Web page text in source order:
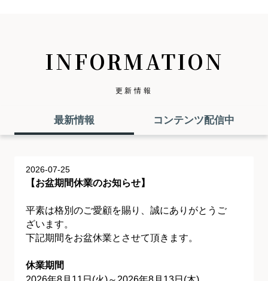
INFORMATION
更新情報
最新情報 コンテンツ配信中
2026-07-25
【お盆期間休業のお知らせ】
平素は格別のご愛顧を賜り、誠にありがとうご
ざいます。
下記期間をお盆休業とさせて頂きます。
休業期間